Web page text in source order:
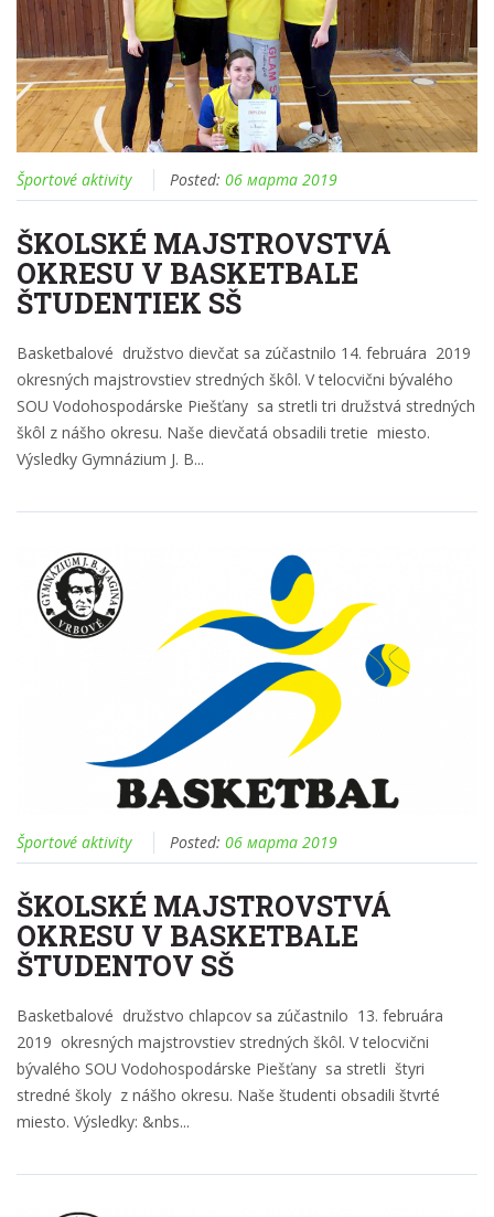
Športové aktivity Posted: 06 марта 2019
ŠKOLSKÉ MAJSTROVSTVÁ
OKRESU V BASKETBALE
ŠTUDENTIEK SŠ
Basketbalové družstvo dievčat sa zúčastnilo 14. februára 2019
okresných majstrovstiev stredných škôl. V telocvični bývalého
SOU Vodohospodárske Piešťany sa stretli tri družstvá stredných
škôl z nášho okresu. Naše dievčatá obsadili tretie miesto.
Výsledky Gymnázium J. B...
Športové aktivity Posted: 06 марта 2019
ŠKOLSKÉ MAJSTROVSTVÁ
OKRESU V BASKETBALE
ŠTUDENTOV SŠ
Basketbalové družstvo chlapcov sa zúčastnilo 13. februára
2019 okresných majstrovstiev stredných škôl. V telocvični
bývalého SOU Vodohospodárske Piešťany sa stretli štyri
stredné školy z nášho okresu. Naše študenti obsadili štvrté
miesto. Výsledky: &nbs...